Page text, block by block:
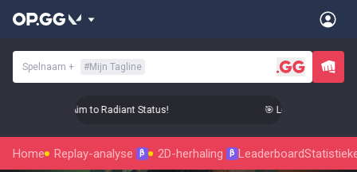
Spelnaam + #Mijn Tagline
Level Up Your Aim to Radiant Status! 🎯 Level Up Your
Home Replay-analyse β 2D-herhaling β Leaderboard